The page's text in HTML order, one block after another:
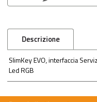
Descrizione
SlimKey EVO, interfaccia
Led RGB